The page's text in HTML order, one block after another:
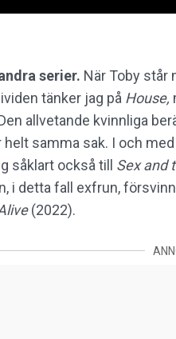
serier. När Toby står
tänker jag på House,
allvetande kvinnliga
samma sak. I och
såklart också till Sex and
i detta fall exfrun,
(2022).